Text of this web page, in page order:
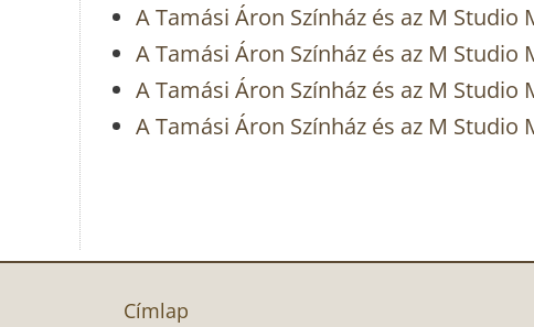
A Tamási Áron Színház és az M
A Tamási Áron Színház és az M
A Tamási Áron Színház és az M
A Tamási Áron Színház és az M
Címlap